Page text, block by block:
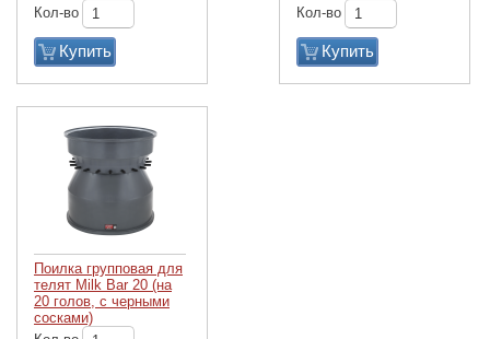
Кол-во
Купить
Кол-во
Купить
Поилка групповая для
телят Milk Bar 20 (на
20 голов, с черными
сосками)